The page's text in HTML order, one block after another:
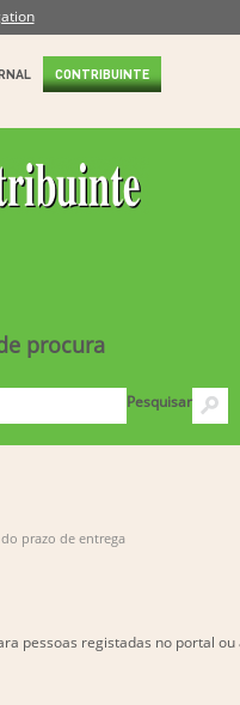
CONTRIBUINTE
procura
Pesquisar
prazo de entrega
pessoas registadas no portal